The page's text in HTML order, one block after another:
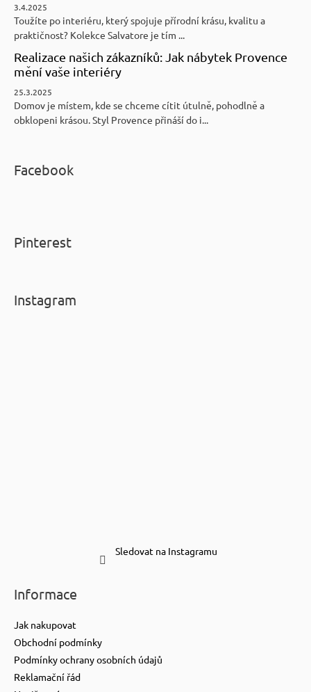
3.4.2025
Toužíte po interiéru, který spojuje přírodní krásu, kvalitu a
praktičnost? Kolekce Salvatore je tím ...
Realizace našich zákazníků: Jak nábytek Provence
mění vaše interiéry
25.3.2025
Domov je místem, kde se chceme cítit útulně, pohodlně a
obklopeni krásou. Styl Provence přináší do i...
Facebook
Pinterest
Instagram
Sledovat na Instagramu
Informace
Jak nakupovat
Obchodní podmínky
Podmínky ochrany osobních údajů
Reklamační řád